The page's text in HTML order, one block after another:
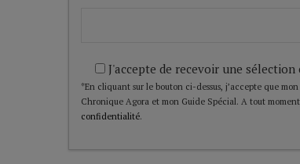
J'accepte de recevoir une
*En cliquant sur le bouton ci-dessus, j’accepte que
Chronique Agora et mon Guide Spécial. A tout
confidentialité.